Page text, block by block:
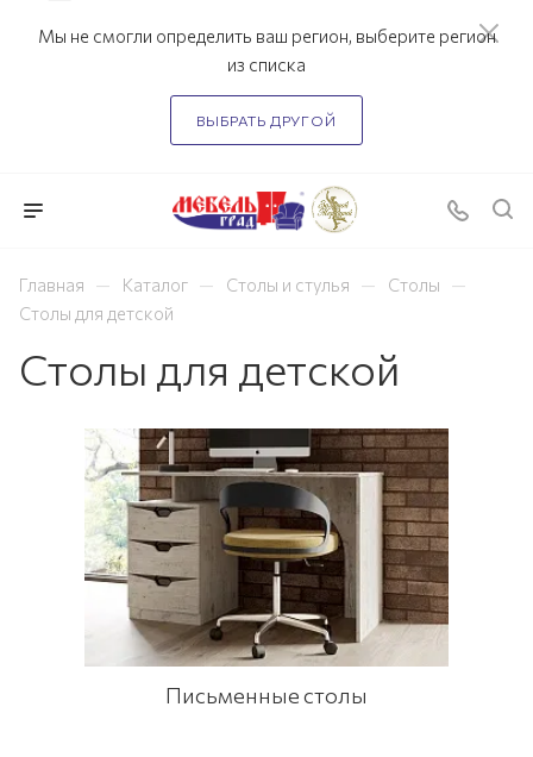
Мы не смогли определить ваш регион, выберите регион
из списка
ВЫБРАТЬ ДРУГОЙ
Главная — Каталог — Столы и стулья — Столы —
Столы для детской
Столы для детской
Письменные столы